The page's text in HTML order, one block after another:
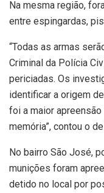
Na mesma região,
entre espingardas,
“Todas as armas
Criminal da Polícia
periciadas. Os
identificar a origem
foi a maior
memória”, contou o
No bairro São José,
munições foram
detido no local por